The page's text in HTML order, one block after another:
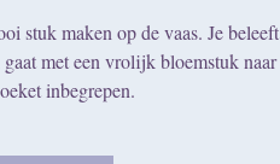
stuk maken op de vaas. Je beleeft
met een vrolijk bloemstuk naar
inbegrepen.